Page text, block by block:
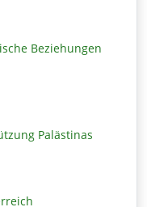
Beziehungen
Palästinas